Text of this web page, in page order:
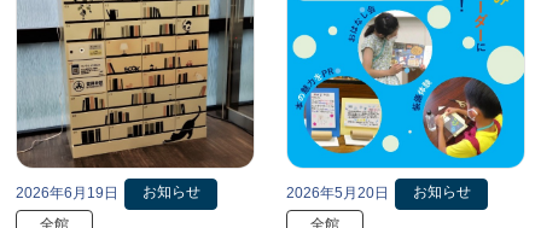
2026年6月19日
お知らせ
全館
2026年5月20日
お知らせ
全館